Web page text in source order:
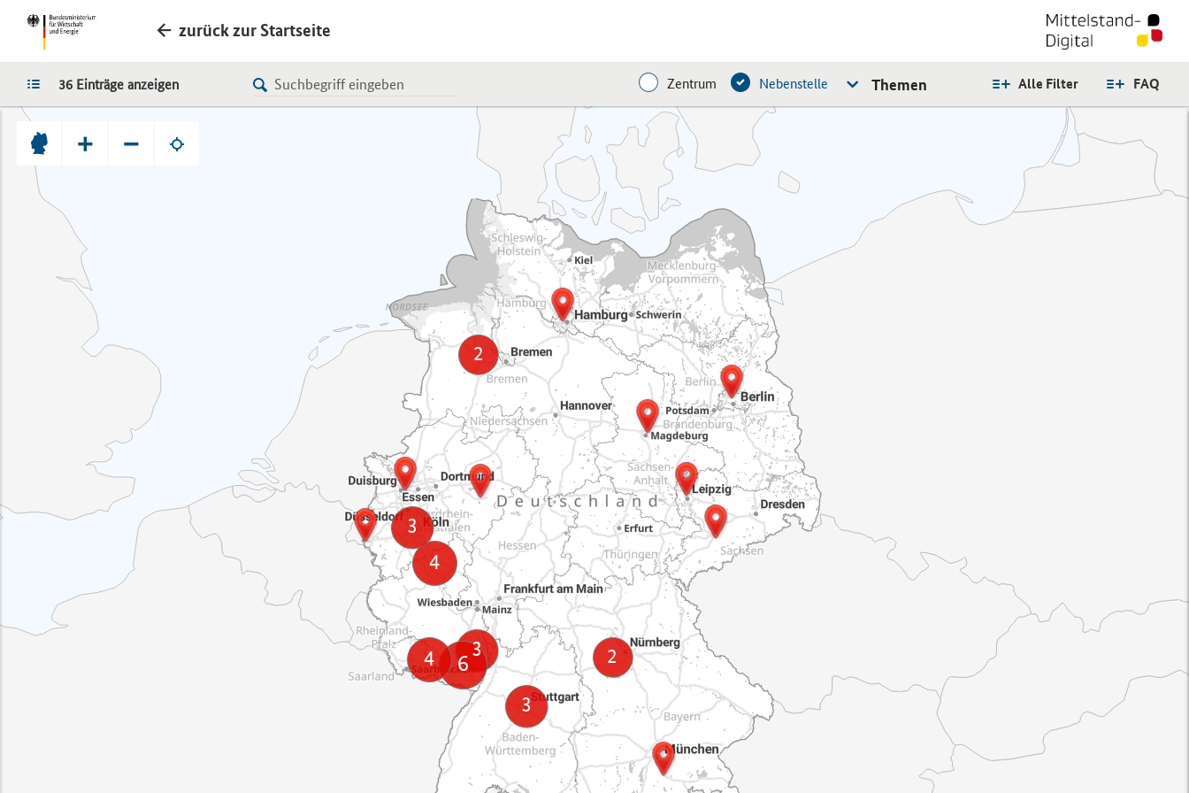
zurück zur Startseite
LISTE FAQ
Alle Filter
Zentrum Nebenstelle Themen
36 Einträge anzeigen
+ −